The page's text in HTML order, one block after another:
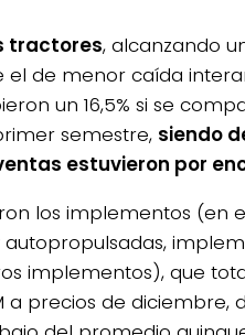
tractores, alcanzando
de menor caída
un 16,5% si se
semestre, siendo
estuvieron por
los implementos (en
implementos), que
a precios de diciembre,